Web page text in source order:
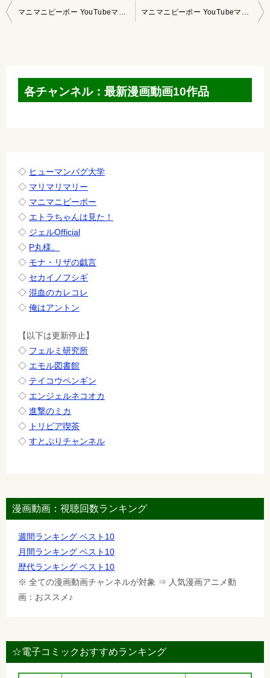
投
マニマニピーポー YouTubeマンガ 2021/1/24～1/30 マニマニピーポー YouTubeマンガ 2021/2/7～2/13
各チャンネル：最新漫画動画10作品
◇ ヒューマンバグ大学
◇ マリマリマリー
◇ マニマニピーポー
◇ エトラちゃんは見た！
◇ ジェルOfficial
◇ P丸様。
◇ モナ・リザの戯言
◇ セカイノフシギ
◇ 混血のカレコレ
◇ 俺はアントン
【以下は更新停止】
◇ フェルミ研究所
◇ エモル図書館
◇ テイコウペンギン
◇ エンジェルネコオカ
◇ 進撃のミカ
◇ トリビア喫茶
◇ すとぷりチャンネル
漫画動画：視聴回数ランキング
週間ランキング ベスト10
月間ランキング ベスト10
歴代ランキング ベスト10
※ 全ての漫画動画チャンネルが対象 ⇒ 人気漫画アニメ動
画：おススメ♪
☆電子コミックおすすめランキング